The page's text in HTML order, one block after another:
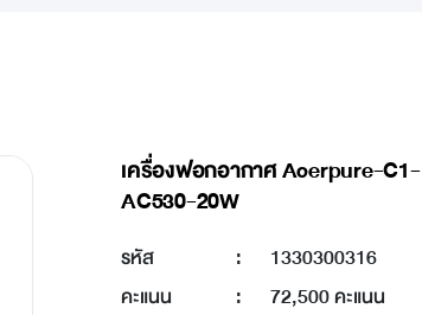
เครื่องฟอกอากาศ Acerpure-C1-
AC530-20W
รหัส :
1330300316
คะแนน
: 72,500 คะแนน